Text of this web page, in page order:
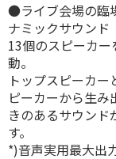
●ライブ会場の臨
ナミックサウンド
13個のスピーカ
動。
トップスピーカ
ピーカーから生
きのあるサウンド
す。
*)音声実用最大出